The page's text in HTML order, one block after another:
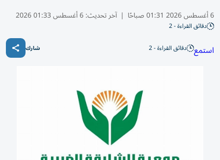
6 أغسطس 2026 01:31 صباحًا | آخر تحديث:6 أغسطس 01:33 2026
دقائق القراءة - 2
استمع دقائق القراءة - 2 شارك